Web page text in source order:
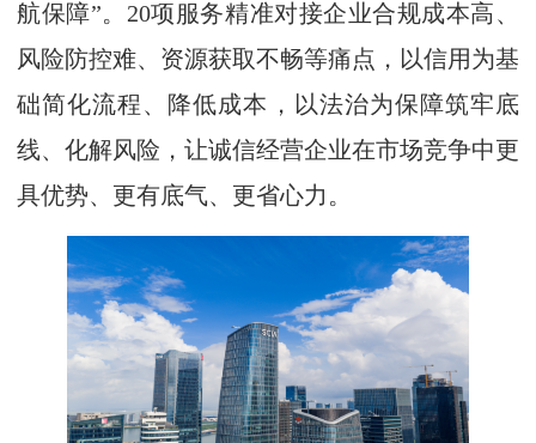
航保障”。20项服务精准对接企业合规成本高、
风险防控难、资源获取不畅等痛点，以信用为基
础简化流程、降低成本，以法治为保障筑牢底
线、化解风险，让诚信经营企业在市场竞争中更
具优势、更有底气、更省心力。